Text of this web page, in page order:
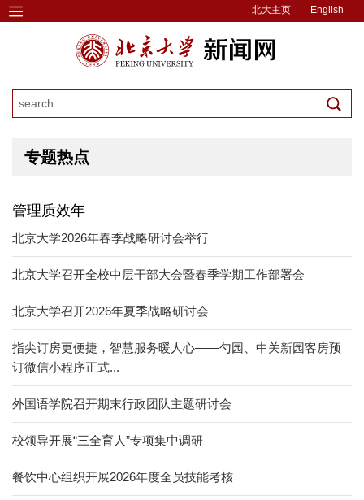
北大主页 English
专题热点
管理质效年
北京大学2026年春季战略研讨会举行
北京大学召开全校中层干部大会暨春季学期工作部署会
北京大学召开2026年夏季战略研讨会
指尖订房更便捷，智慧服务暖人心——勺园、中关新园客房预
订微信小程序正式...
外国语学院召开期末行政团队主题研讨会
校领导开展“三全育人”专项集中调研
餐饮中心组织开展2026年度全员技能考核